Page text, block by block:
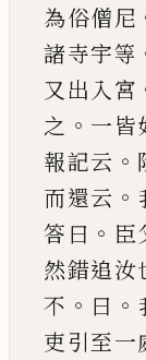
為俗僧尼
諸寺宇等
又出入宮
之 。 一皆
報記云 。
而還云 。
答曰 。 臣
然錯追汝
不 。 曰 。
吏引至一